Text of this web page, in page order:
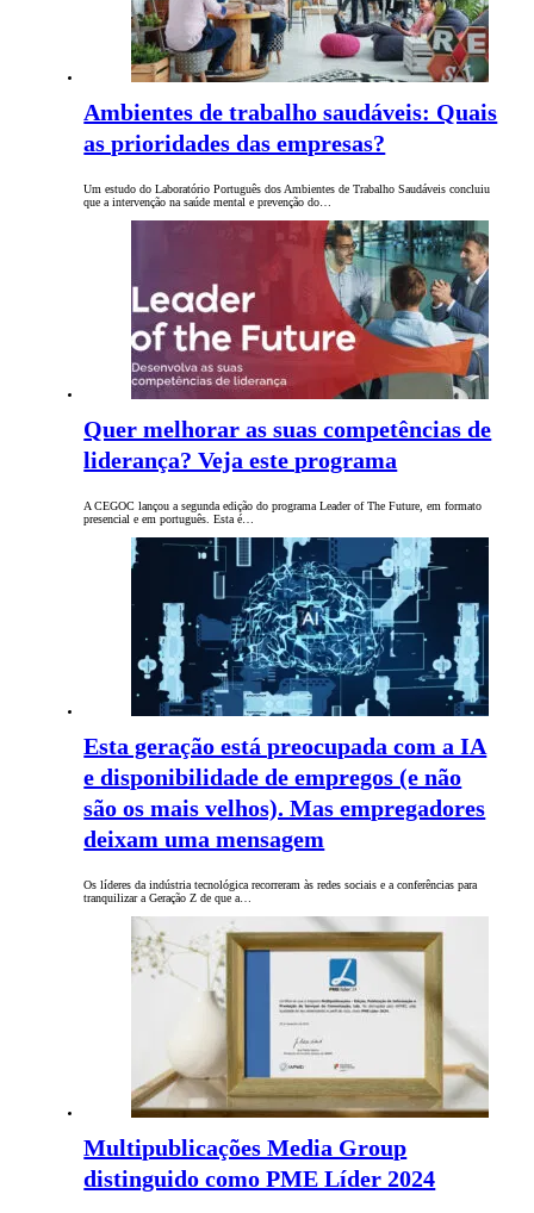
Ambientes de trabalho saudáveis: Quais
as prioridades das empresas?
Um estudo do Laboratório Português dos Ambientes de Trabalho Saudáveis concluiu
que a intervenção na saúde mental e prevenção do…
Quer melhorar as suas competências de
liderança? Veja este programa
A CEGOC lançou a segunda edição do programa Leader of The Future, em formato
presencial e em português. Esta é…
Esta geração está preocupada com a IA
e disponibilidade de empregos (e não
são os mais velhos). Mas empregadores
deixam uma mensagem
Os líderes da indústria tecnológica recorreram às redes sociais e a conferências para
tranquilizar a Geração Z de que a…
Multipublicações Media Group
distinguido como PME Líder 2024